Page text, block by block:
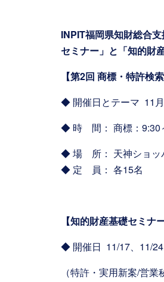
INPIT福岡県知財総合
セミナー」と「知的財
【第2回 商標・特許検
◆ 開催日とテーマ 11
◆ 時 間： 商標：9:30
◆ 場 所： 天神ショッ
◆ 定 員： 各15名
【知的財産基礎セミナ
◆ 開催日 11/17、11/24
（特許・実用新案/営